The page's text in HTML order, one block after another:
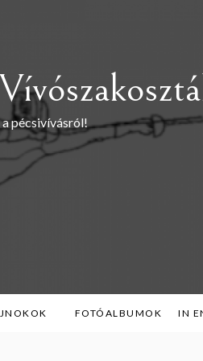
pécsivívásról!
FOTÓALBUMOK IN